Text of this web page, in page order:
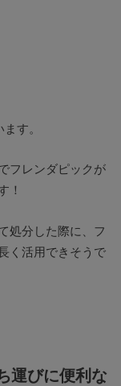
す。
フレンダピックが
！
処分した際に、フ
く活用できそうで
運びに便利な